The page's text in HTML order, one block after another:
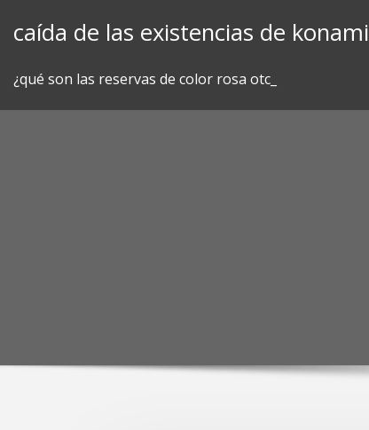
caída de las existencias de konami
¿qué son las reservas de color rosa otc_